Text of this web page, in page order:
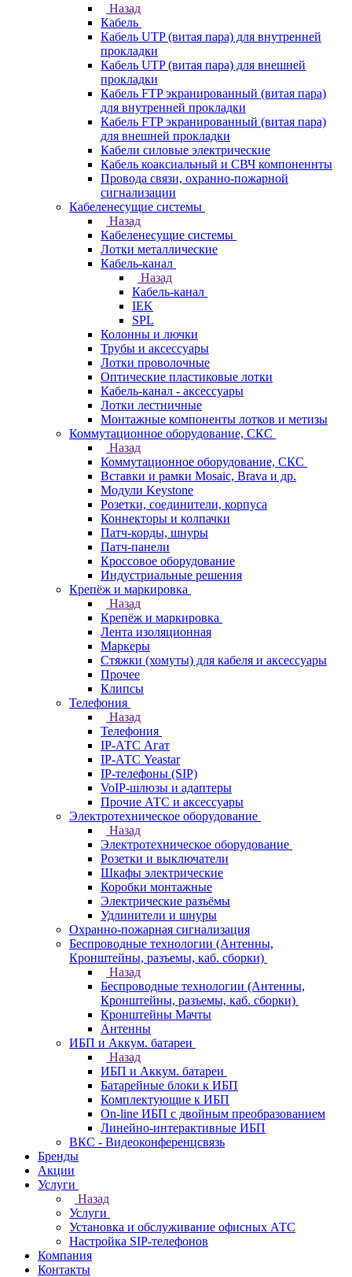
Назад
Кабель
Кабель UTP (витая пара) для внутренней
прокладки
Кабель UTP (витая пара) для внешней
прокладки
Кабель FTP экранированный (витая пара)
для внутренней прокладки
Кабель FTP экранированный (витая пара)
для внешней прокладки
Кабели силовые электрические
Кабель коаксиальный и СВЧ компоненнты
Провода связи, охранно-пожарной
сигнализации
Кабеленесущие системы
Назад
Кабеленесущие системы
Лотки металлические
Кабель-канал
Назад
Кабель-канал
IEK
SPL
Колонны и лючки
Трубы и аксессуары
Лотки проволочные
Оптические пластиковые лотки
Кабель-канал - аксессуары
Лотки лестничные
Монтажные компоненты лотков и метизы
Коммутационное оборудование, СКС
Назад
Коммутационное оборудование, СКС
Вставки и рамки Mosaic, Brava и др.
Модули Keystone
Розетки, соединители, корпуса
Коннекторы и колпачки
Патч-корды, шнуры
Патч-панели
Кроссовое оборудование
Индустриальные решения
Крепёж и маркировка
Назад
Крепёж и маркировка
Лента изоляционная
Маркеры
Стяжки (хомуты) для кабеля и аксессуары
Прочее
Клипсы
Телефония
Назад
Телефония
IP-АТС Агат
IP-АТС Yeastar
IP-телефоны (SIP)
VoIP-шлюзы и адаптеры
Прочие АТС и аксессуары
Электротехническое оборудование
Назад
Электротехническое оборудование
Розетки и выключатели
Шкафы электрические
Коробки монтажные
Электрические разъёмы
Удлинители и шнуры
Охранно-пожарная сигнализация
Беспроводные технологии (Антенны,
Кронштейны, разъемы, каб. сборки)
Назад
Беспроводные технологии (Антенны,
Кронштейны, разъемы, каб. сборки)
Кронштейны Мачты
Антенны
ИБП и Аккум. батареи
Назад
ИБП и Аккум. батареи
Батарейные блоки к ИБП
Комплектующие к ИБП
On-line ИБП с двойным преобразованием
Линейно-интерактивные ИБП
ВКС - Видеоконференцсвязь
Бренды
Акции
Услуги
Назад
Услуги
Установка и обслуживание офисных АТС
Настройка SIP-телефонов
Компания
Контакты